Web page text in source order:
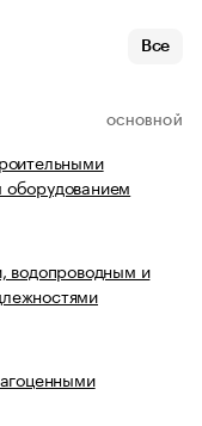
Все
ОСНОВНОЙ
водопроводным и